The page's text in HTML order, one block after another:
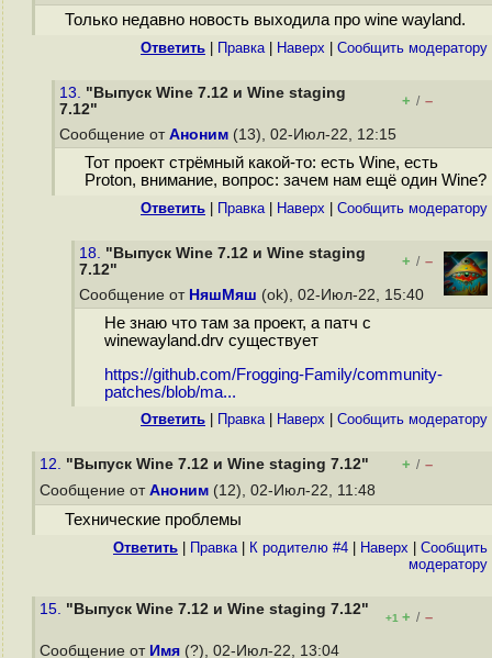
Только недавно новость выходила про wine wayland.
Ответить Правка| Наверх Cообщить модератору
13. "Выпуск Wine 7.12 и Wine staging
7.12"
+ / –
Сообщение от Аноним (13), 02-Июл-22, 12:15
Тот проект стрёмный какой-то: есть Wine, есть
Proton, внимание, вопрос: зачем нам ещё один Wine?
Ответить Правка| Наверх Cообщить модератору
18. "Выпуск Wine 7.12 и Wine staging
7.12"
+ / –
Сообщение от НяшМяш (ok), 02-Июл-22, 15:40
Не знаю что там за проект, а патч с
winewayland.drv существует
https://github.com/Frogging-Family/community-
patches/blob/ma...
Ответить Правка| Наверх Cообщить модератору
12. "Выпуск Wine 7.12 и Wine staging 7.12" + / –
Сообщение от Аноним (12), 02-Июл-22, 11:48
Технические проблемы
Ответить Правка| К родителю #4 Наверх
Cообщить
модератору
15. "Выпуск Wine 7.12 и Wine staging 7.12"
+1 + / –
Сообщение от Имя (?), 02-Июл-22, 13:04